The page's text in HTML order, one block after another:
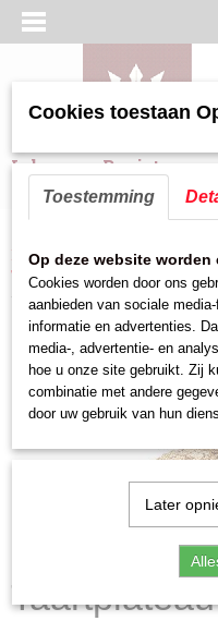
Inloggen Registreren
Home>Taart/Brood/
Taartplateau
Taartplateau
Cookies toestaan
Toestemming
Op deze website
Cookies worden door ons
aanbieden van sociale
informatie en advertenties.
media-, advertentie- en
hoe u onze site gebruikt. Zij
combinatie met andere
door uw gebruik van hun
Later